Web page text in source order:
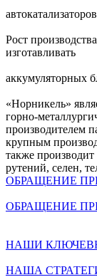
автокатализаторов
Рост
изготавливать
аккумуляторных
«Норникель»
горно-
производителем
крупным
также производит
рутений, селен,
ОБРАЩЕНИЕ
ОБРАЩЕНИЕ
НАШИ
НАША